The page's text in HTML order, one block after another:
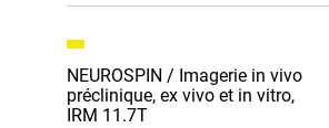
NEUROSPIN / Imagerie in vivo
préclinique, ex vivo et in vitro,
IRM 11.7T